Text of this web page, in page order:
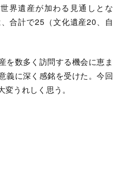
界遺産が加わる見通しとな
合計で25（文化遺産20、自
数多く訪問する機会に恵ま
義に深く感銘を受けた。今回
うれしく思う。